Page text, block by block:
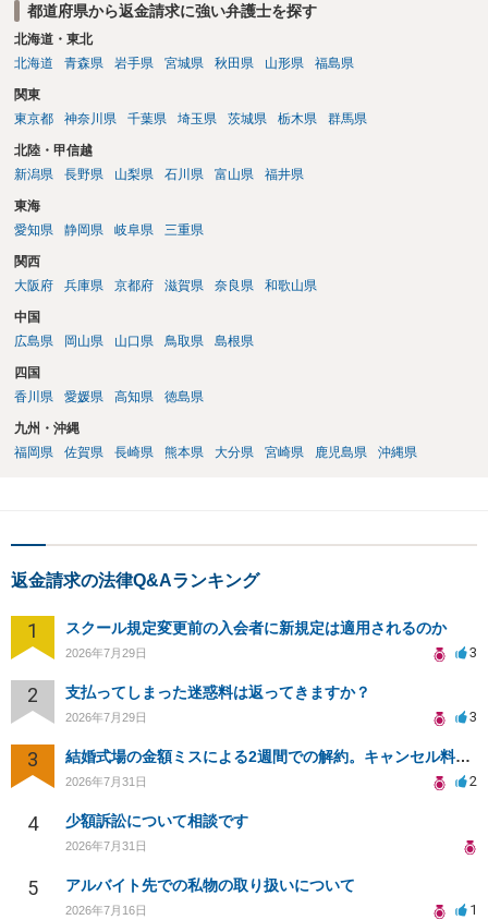
都道府県から返金請求に強い弁護士を探す
北海道・東北
北海道
青森県 岩手県 宮城県 秋田県 山形県 福島県
関東
東京都
神奈川県 千葉県 埼玉県 茨城県 栃木県 群馬県
北陸・甲信越
新潟県
長野県 山梨県 石川県 富山県 福井県
東海
愛知県
静岡県 岐阜県 三重県
関西
大阪府
兵庫県 京都府 滋賀県 奈良県 和歌山県
中国
広島県
岡山県 山口県 鳥取県 島根県
四国
香川県
愛媛県 高知県 徳島県
九州・沖縄
福岡県
佐賀県 長崎県 熊本県 大分県 宮崎県 鹿児島県 沖縄県
返金請求の法律Q&Aランキング
1 スクール規定変更前の入会者に新規定は適用されるのか
2026年7月29日 3
2 支払ってしまった迷惑料は返ってきますか？
2026年7月29日 3
3 結婚式場の金額ミスによる2週間での解約。キャンセル料10万円の免除は可能か。
2026年7月31日 2
4 少額訴訟について相談です
2026年7月31日
5 アルバイト先での私物の取り扱いについて
2026年7月16日 1